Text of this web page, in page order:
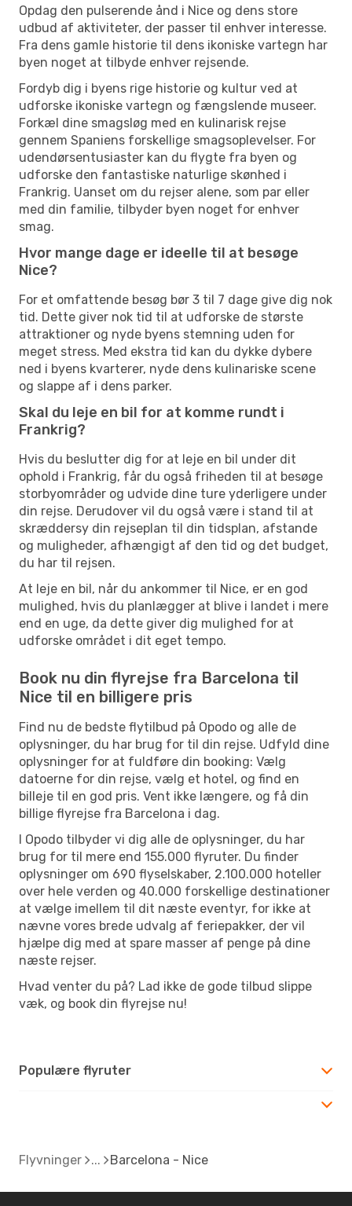
Opdag den pulserende ånd i Nice og dens store
udbud af aktiviteter, der passer til enhver interesse.
Fra dens gamle historie til dens ikoniske vartegn har
byen noget at tilbyde enhver rejsende.
Fordyb dig i byens rige historie og kultur ved at
udforske ikoniske vartegn og fængslende museer.
Forkæl dine smagsløg med en kulinarisk rejse
gennem Spaniens forskellige smagsoplevelser. For
udendørsentusiaster kan du flygte fra byen og
udforske den fantastiske naturlige skønhed i
Frankrig. Uanset om du rejser alene, som par eller
med din familie, tilbyder byen noget for enhver
smag.
Hvor mange dage er ideelle til at besøge
Nice?
For et omfattende besøg bør 3 til 7 dage give dig nok
tid. Dette giver nok tid til at udforske de største
attraktioner og nyde byens stemning uden for
meget stress. Med ekstra tid kan du dykke dybere
ned i byens kvarterer, nyde dens kulinariske scene
og slappe af i dens parker.
Skal du leje en bil for at komme rundt i
Frankrig?
Hvis du beslutter dig for at leje en bil under dit
ophold i Frankrig, får du også friheden til at besøge
storbyområder og udvide dine ture yderligere under
din rejse. Derudover vil du også være i stand til at
skræddersy din rejseplan til din tidsplan, afstande
og muligheder, afhængigt af den tid og det budget,
du har til rejsen.
At leje en bil, når du ankommer til Nice, er en god
mulighed, hvis du planlægger at blive i landet i mere
end en uge, da dette giver dig mulighed for at
udforske området i dit eget tempo.
Book nu din flyrejse fra Barcelona til
Nice til en billigere pris
Find nu de bedste flytilbud på Opodo og alle de
oplysninger, du har brug for til din rejse. Udfyld dine
oplysninger for at fuldføre din booking: Vælg
datoerne for din rejse, vælg et hotel, og find en
billeje til en god pris. Vent ikke længere, og få din
billige flyrejse fra Barcelona i dag.
I Opodo tilbyder vi dig alle de oplysninger, du har
brug for til mere end 155.000 flyruter. Du finder
oplysninger om 690 flyselskaber, 2.100.000 hoteller
over hele verden og 40.000 forskellige destinationer
at vælge imellem til dit næste eventyr, for ikke at
nævne vores brede udvalg af feriepakker, der vil
hjælpe dig med at spare masser af penge på dine
næste rejser.
Hvad venter du på? Lad ikke de gode tilbud slippe
væk, og book din flyrejse nu!
Populære flyruter
Flyvninger Barcelona - Nice